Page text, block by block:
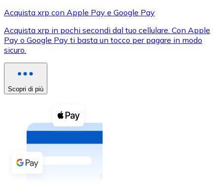
XRP
XRP
Vedi tutto
Buoni cripto
Acquista criptovalute in contanti e altri mezzi di
Acquista con contanti
Bonifico SEPA
Acquista xrp con Apple Pay e Google Pay
Acquista xrp in pochi secondi dal tuo cellulare. Con Apple
Pay o Google Pay ti basta un tocco per pagare in modo
sicuro.
Scopri di più